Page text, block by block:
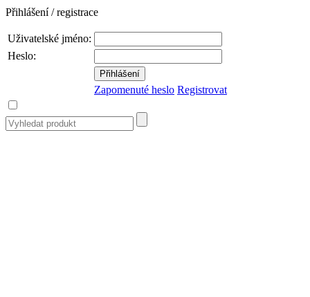
Přihlášení / registrace
Uživatelské jméno:
Heslo:
Zapomenuté heslo Registrovat